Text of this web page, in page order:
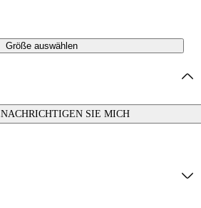
Größe auswählen
SIE MICH
haben ein Logo. Hergestellt in